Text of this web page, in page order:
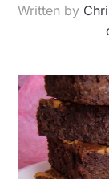
Written by